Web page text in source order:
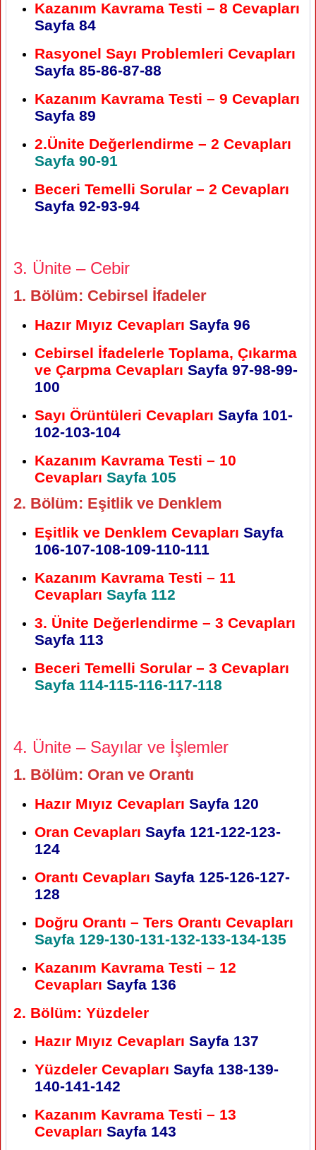
Kazanım Kavrama Testi – 8 Cevapları
Sayfa 84
Rasyonel Sayı Problemleri Cevapları
Sayfa 85-86-87-88
Kazanım Kavrama Testi – 9 Cevapları
Sayfa 89
2.Ünite Değerlendirme – 2 Cevapları
Sayfa 90-91
Beceri Temelli Sorular – 2 Cevapları
Sayfa 92-93-94
3. Ünite – Cebir
1. Bölüm: Cebirsel İfadeler
Hazır Mıyız Cevapları Sayfa 96
Cebirsel İfadelerle Toplama, Çıkarma
ve Çarpma Cevapları Sayfa 97-98-99-
100
Sayı Örüntüleri Cevapları Sayfa 101-
102-103-104
Kazanım Kavrama Testi – 10
Cevapları Sayfa 105
2. Bölüm: Eşitlik ve Denklem
Eşitlik ve Denklem Cevapları Sayfa
106-107-108-109-110-111
Kazanım Kavrama Testi – 11
Cevapları Sayfa 112
3. Ünite Değerlendirme – 3 Cevapları
Sayfa 113
Beceri Temelli Sorular – 3 Cevapları
Sayfa 114-115-116-117-118
4. Ünite – Sayılar ve İşlemler
1. Bölüm: Oran ve Orantı
Hazır Mıyız Cevapları Sayfa 120
Oran Cevapları Sayfa 121-122-123-
124
Orantı Cevapları Sayfa 125-126-127-
128
Doğru Orantı – Ters Orantı Cevapları
Sayfa 129-130-131-132-133-134-135
Kazanım Kavrama Testi – 12
Cevapları Sayfa 136
2. Bölüm: Yüzdeler
Hazır Mıyız Cevapları Sayfa 137
Yüzdeler Cevapları Sayfa 138-139-
140-141-142
Kazanım Kavrama Testi – 13
Cevapları Sayfa 143